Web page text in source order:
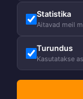
Statistika
Aitavad meil
Turundus
Kasutatakse